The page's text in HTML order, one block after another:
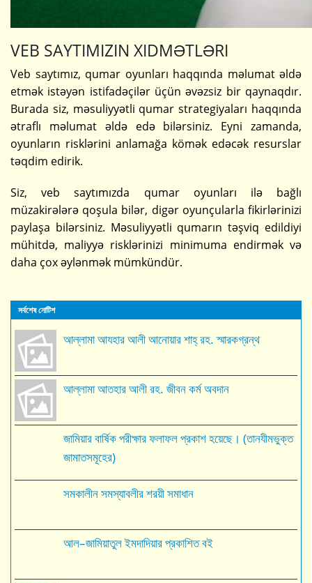
VEB SAYTIMIZIN XIDMƏTLƏRI
Veb saytımız, qumar oyunları haqqında məlumat əldə
etmək istəyən istifadəçilər üçün əvəzsiz bir qaynaqdır.
Burada siz, məsuliyyətli qumar strategiyaları haqqında
ətraflı məlumat əldə edə bilərsiniz. Eyni zamanda,
oyunların risklərini anlamağa kömək edəcək resurslar
təqdim edirik.
Siz, veb saytımızda qumar oyunları ilə bağlı
müzakirələrə qoşula bilər, digər oyunçularla fikirlərinizi
paylaşa bilərsiniz. Məsuliyyətli qumarın təşviq edildiyi
mühitdə, maliyyə risklərinizi minimuma endirmək və
daha çox əylənmək mümkündür.
সর্বশেষ নোটিশ
আল্লামা আযহার আলী আনোয়ার শাহ্‌ রহ. স্মারকগ্রন্থ
আল্লামা আতহার আলী রহ. জীবন কর্ম অবদান
জামিয়ার বার্ষিক পরীক্ষার ফলাফল প্রকাশ হয়েছে। (তানযীমভুক্ত
জামাতসমূহের)
সমকালীন সমস্যাবলীর শরয়ী সমাধান
আল–জামিয়াতুল ইমদাদিয়ার প্রকাশিত বই